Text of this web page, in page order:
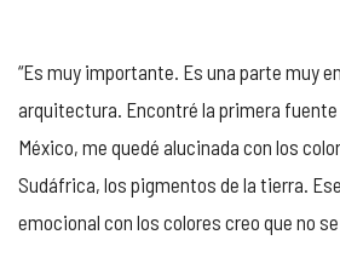
“Es muy importante. Es una parte muy
arquitectura. Encontré la primera
México, me quedé alucinada con los
Sudáfrica, los pigmentos de la tierra.
emocional con los colores creo que no